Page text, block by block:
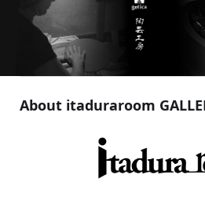
About itaduraroom